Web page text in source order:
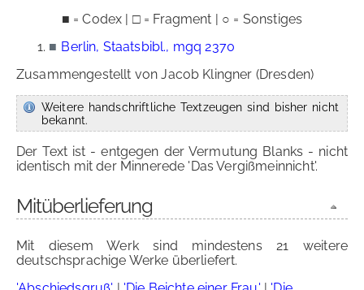
■ = Codex | □ = Fragment | ○ = Sonstiges
■ Berlin, Staatsbibl., mgq 2370
Zusammengestellt von Jacob Klingner (Dresden)
Weitere handschriftliche Textzeugen sind bisher nicht
bekannt.
Der Text ist - entgegen der Vermutung Blanks - nicht
identisch mit der Minnerede 'Das Vergißmeinnicht'.
Mitüberlieferung
Mit diesem Werk sind mindestens 21 weitere
deutschsprachige Werke überliefert.